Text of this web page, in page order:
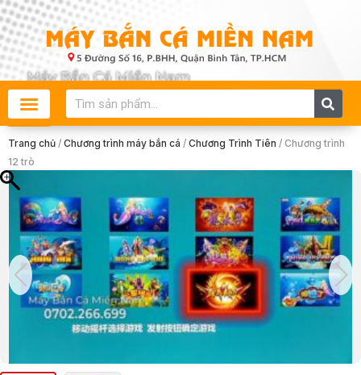
Skip
to
content
Search
Trang chủ / Chương trình máy bắn cá / Chương Trình Tiên / Chương trình
12 trò